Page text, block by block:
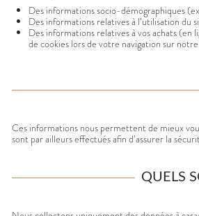
Des informations socio-démographiques
Des informations relatives à l’utilisation du
Des informations relatives à vos achats
de cookies lors de votre navigation sur
Ces informations nous permettent de mieux
sont par ailleurs effectués afin d’assurer la
QUELS